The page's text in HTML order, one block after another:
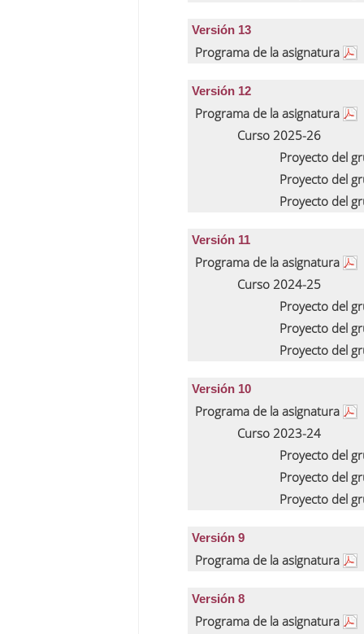
Versión 13
Programa de la asignatura
Versión 12
Programa de la asignatura
Curso 2025-26
Proyecto del
Proyecto del
Proyecto del
Versión 11
Programa de la asignatura
Curso 2024-25
Proyecto del
Proyecto del
Proyecto del
Versión 10
Programa de la asignatura
Curso 2023-24
Proyecto del
Proyecto del
Proyecto del
Versión 9
Programa de la asignatura
Versión 8
Programa de la asignatura